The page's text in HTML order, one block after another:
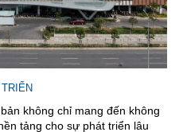
không chỉ mang đến không
tảng cho sự phát triển lâu